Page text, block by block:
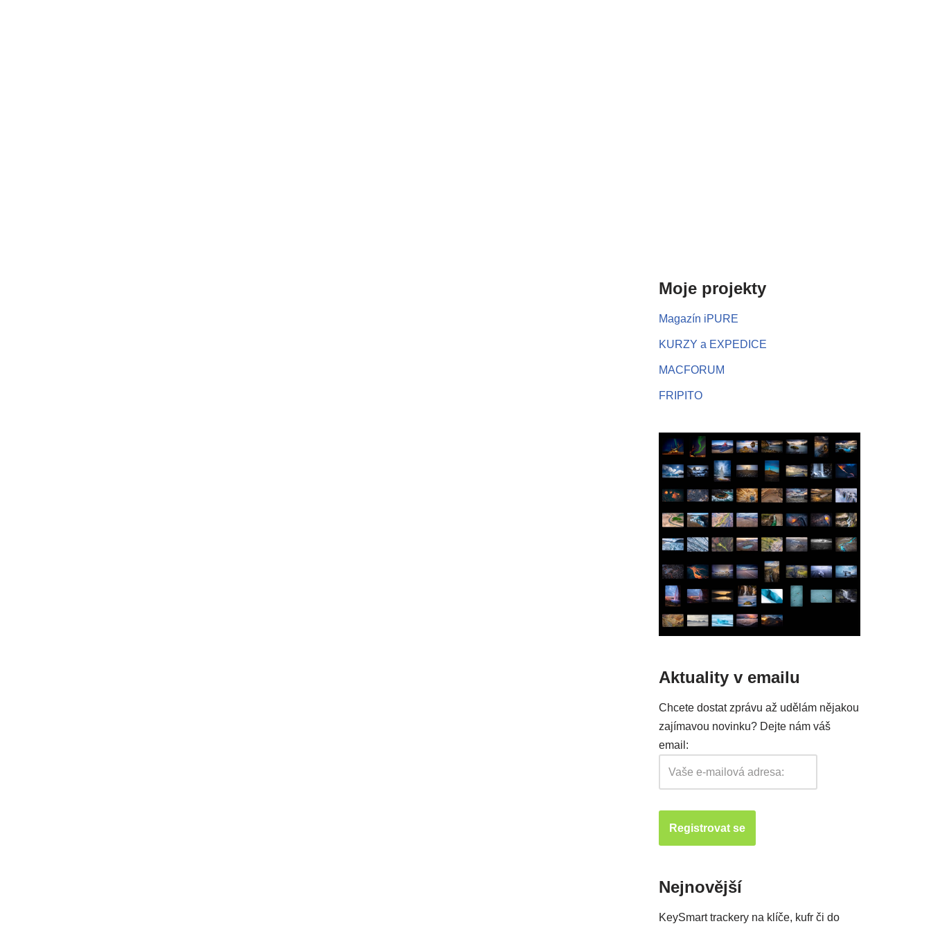
Moje projekty
Magazín iPURE
KURZY a EXPEDICE
MACFORUM
FRIPITO
Aktuality v emailu
Chcete dostat zprávu až udělám nějakou
zajímavou novinku? Dejte nám váš
email:
Nejnovější
KeySmart trackery na klíče, kufr či do